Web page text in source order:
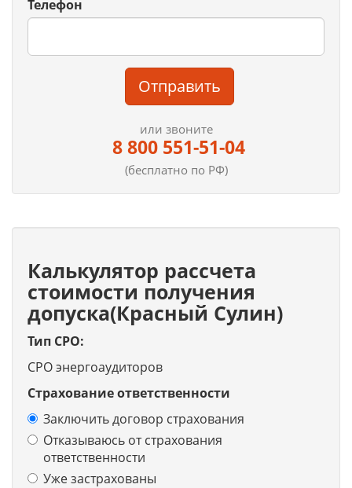
Телефон
Отправить
или звоните
8 800 551-51-04
(бесплатно по РФ)
Калькулятор рассчета
стоимости получения
допуска(Красный Сулин)
Тип СРО:
СРО энергоаудиторов
Страхование ответственности
Заключить договор страхования
Отказываюсь от страхования
ответственности
Уже застрахованы